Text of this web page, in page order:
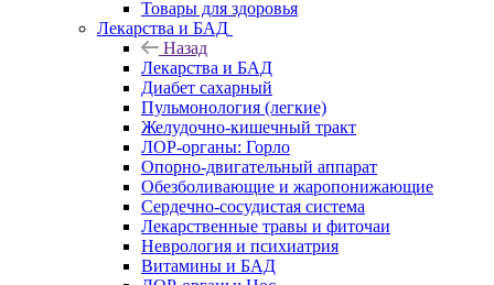
Товары для здоровья
Лекарства и БАД
Назад
Лекарства и БАД
Диабет сахарный
Пульмонология (легкие)
Желудочно-кишечный тракт
ЛОР-органы: Горло
Опорно-двигательный аппарат
Обезболивающие и жаропонижающие
Сердечно-сосудистая система
Лекарственные травы и фиточаи
Неврология и психиатрия
Витамины и БАД